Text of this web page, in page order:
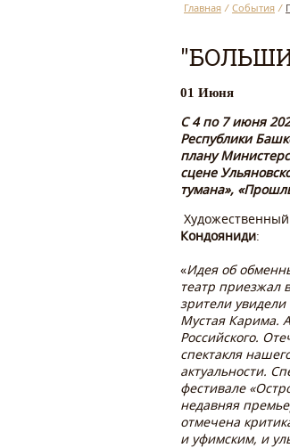
Главная / События /
01 Июня
С 4 по 7 июня
Республики
плану
сцене
тумана»,
Художественный
Кондояниди:
«Идея об
театр приезжал
зрители
Мустая Карима.
Российского.
спектакля
актуальности.
фестивале
недавняя
отмечена
и уфимским, и